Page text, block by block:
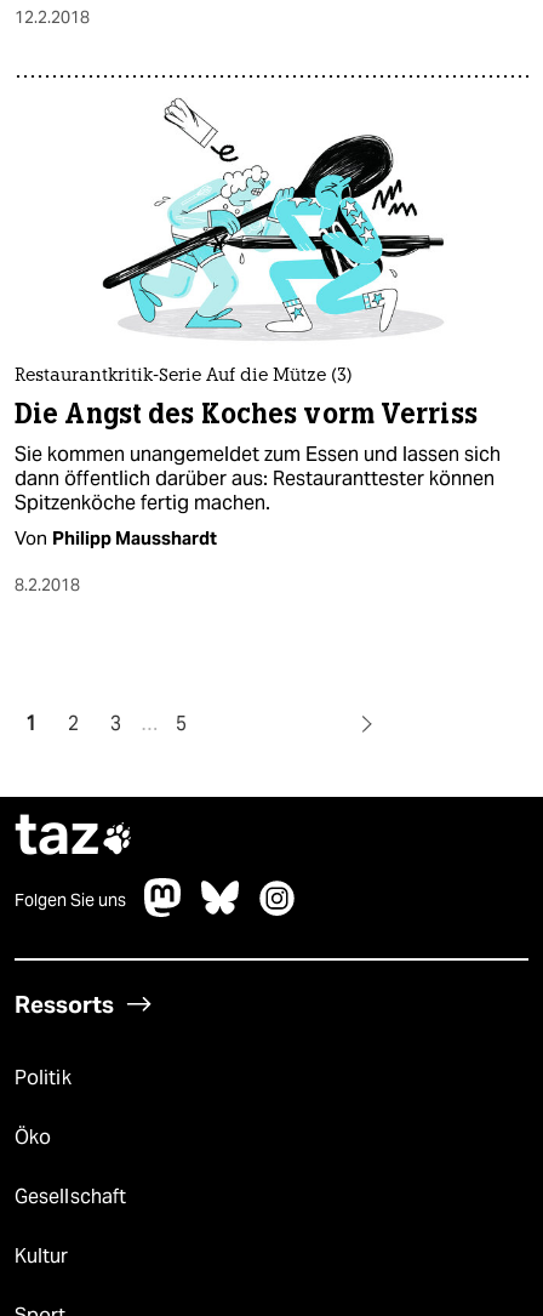
12.2.2018
Restaurantkritik-Serie Auf die Mütze (3)
Die Angst des Koches vorm Verriss
Sie kommen unangemeldet zum Essen und lassen sich
dann öffentlich darüber aus: Restauranttester können
Spitzenköche fertig machen.
Von Philipp Mausshardt
8.2.2018
1 2 3 … 5
taz
Folgen Sie uns
Ressorts
Politik
Öko
Gesellschaft
Kultur